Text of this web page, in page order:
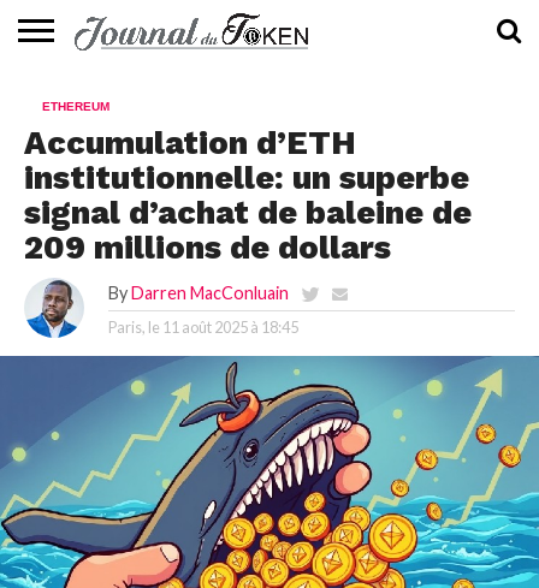
📰
EVALUATION
GUIDE
TENDANCES
À
CONTACTEZ-
ETHEREUM
Accumulation d’ETH
institutionnelle: un superbe
signal d’achat de baleine de
209 millions de dollars
By Darren MacConluain
Paris, le 11 août 2025 à 18:45